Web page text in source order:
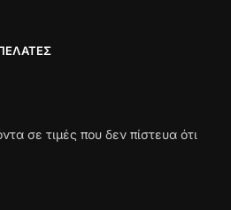
σε τιμές που δεν πίστευα ότι